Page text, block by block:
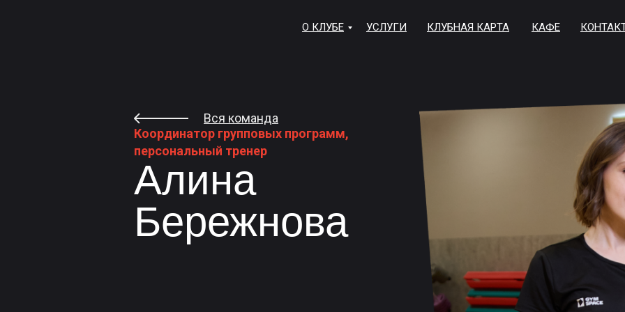
О КЛУБЕ УСЛУГИ КЛУБНАЯ КАРТА КАФЕ
Вся команда
Координатор групповых программ,
персональный тренер
Алина
Бережнова